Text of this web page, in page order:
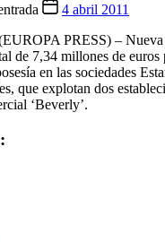
4 abril 2011
PRESS) – Nueva
de 7,34 millones de euros
en las sociedades
que explotan dos
‘Beverly’.